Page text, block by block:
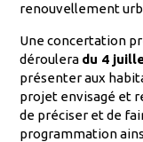
renouvellement
Une concertation
déroulera du 4
présenter aux
projet envisagé et
de préciser et de
programmation